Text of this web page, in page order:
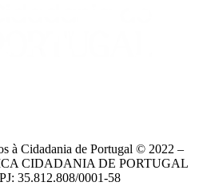
à Cidadania de Portugal © 2022 –
CIDADANIA DE PORTUGAL
35.812.808/0001-58